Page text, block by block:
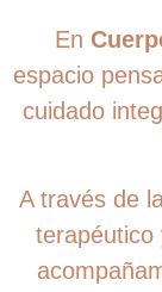
En
espacio
cuidado
A través de
terapéutico